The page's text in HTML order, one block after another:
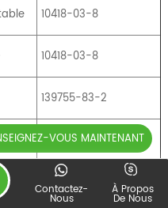
VOUS MAINTENANT
10418-03-8
10418-03-8
139755-83-2
171596-29-5
3381-88-2 À Propos
De Nous
Contactez-
Nous